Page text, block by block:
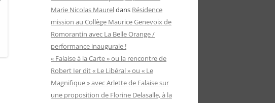
Marie Nicolas Maureldans Résidence
mission au Collège Maurice Genevoix de
Romorantin avec La Belle Orange /
performance inaugurale !
« Falaise à la Carte » ou la rencontre de
Robert Ier dit « Le Libéral » ou « Le
Magnifique » avec Arlette de Falaise sur
une proposition de Florine Delasalle, à la